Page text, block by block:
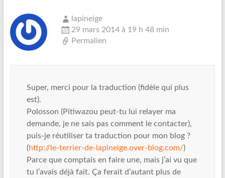
lapineige
29 mars 2014 à 19 h 48 min
Permalien
Super, merci pour la traduction (fidèle qui plus
est).
Polosson (Pitiwazou peut-tu lui relayer ma
demande, je ne sais pas comment le contacter),
puis-je réutiliser ta traduction pour mon blog ?
(http://le-terrier-de-lapineige.over-blog.com/‎)
Parce que comptais en faire une, mais j’ai vu que
tu l’avais déjà fait. Ça ferait d’autant plus de